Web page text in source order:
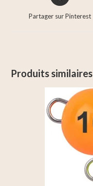
Partager sur Pinterest
Produits similaires